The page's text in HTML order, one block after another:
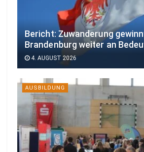
Bericht: Zuwanderung
Brandenburg weiter an
4. AUGUST 2026
AUSBILDUNG